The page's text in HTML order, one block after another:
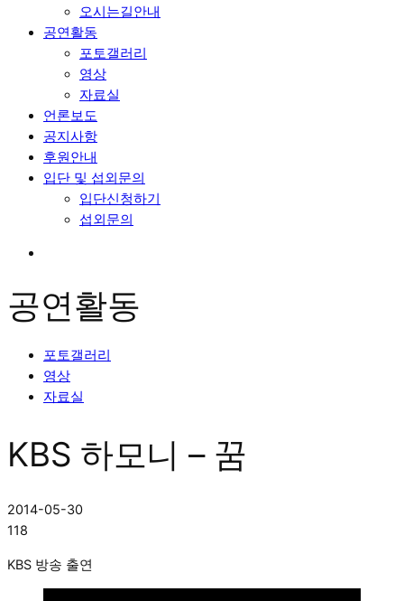
오시는길안내
공연활동
포토갤러리
영상
자료실
언론보도
공지사항
후원안내
입단 및 섭외문의
입단신청하기
섭외문의
공연활동
포토갤러리
영상
자료실
KBS 하모니 – 꿈
2014-05-30
118
KBS 방송 출연